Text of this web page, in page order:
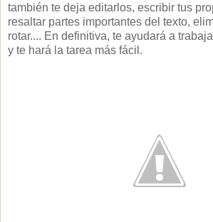
también te deja editarlos, escribir tus
resaltar partes importantes del texto,
rotar.... En definitiva, te ayudará a
y te hará la tarea más fácil.